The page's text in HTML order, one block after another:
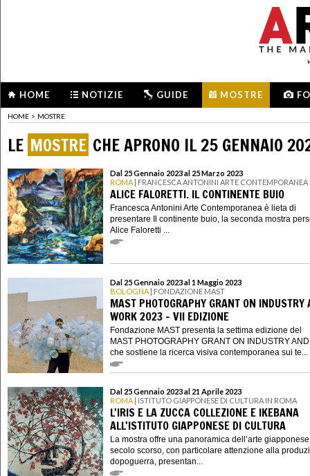
HOME NOTIZIE GUIDE MOSTRE
HOME > MOSTRE
LE MOSTRE CHE APRONO IL 25 GENNAIO
Dal 25 Gennaio 2023 al 25 Marzo 2023
ROMA | FRANCESCA ANTONINI ARTE CONTEMPORANEA
ALICE FALORETTI. IL CONTINENTE BUIO
Francesca Antonini Arte Contemporanea è lieta di
presentare Il continente buio, la seconda mostra
Alice Faloretti ...
Dal 25 Gennaio 2023 al 1 Maggio 2023
BOLOGNA | FONDAZIONE MAST
MAST PHOTOGRAPHY GRANT ON INDUSTRY
WORK 2023 - VII EDIZIONE
Fondazione MAST presenta la settima edizione del
MAST PHOTOGRAPHY GRANT ON INDUSTRY
che sostiene la ricerca visiva contemporanea sui te...
Dal 25 Gennaio 2023 al 21 Aprile 2023
ROMA | ISTITUTO GIAPPONESE DI CULTURA IN ROMA
L'IRIS E LA ZUCCA COLLEZIONE E IKEBANA
ALL'ISTITUTO GIAPPONESE DI CULTURA
La mostra offre una panoramica dell’arte
secolo scorso, con particolare attenzione alla
dopoguerra, presentan...